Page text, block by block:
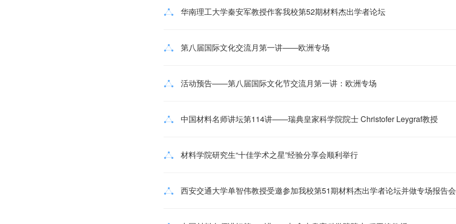
华南理工大学秦安军教授作客我校第52期材料杰出学者论坛
第八届国际文化交流月第一讲——欧洲专场
活动预告——第八届国际文化节交流月第一讲：欧洲专场
中国材料名师讲坛第114讲——瑞典皇家科学院院士 Christofer Leygraf教授
材料学院研究生“十佳学术之星”经验分享会顺利举行
西安交通大学单智伟教授受邀参加我校第51期材料杰出学者论坛并做专场报告会